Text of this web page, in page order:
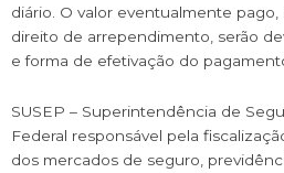
diário. O valor eventualmente
direito de arrependimento, serão
e forma de efetivação do
SUSEP – Superintendência de
Federal responsável pela
dos mercados de seguro,